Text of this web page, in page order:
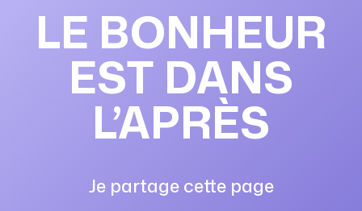
LE BONHEUR
EST DANS
L’APRÈS
Je partage cette page